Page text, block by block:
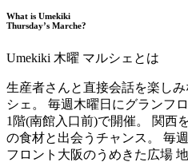
What is Umekiki
Thursday’s Marche?
Umekiki 木曜 マルシェとは
生産者さんと直接会話を楽し
シェ。 毎週木曜日にグランフ
1階(南館入口前)で開催。 関西
の食材と出会うチャンス。 毎
フロント大阪のうめきた広場 地